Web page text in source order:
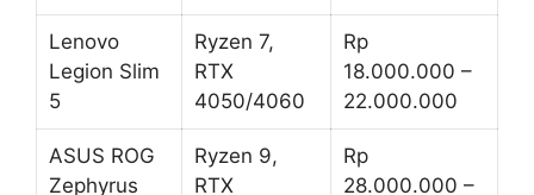
Lenovo
Legion Slim
5
Ryzen 7,
RTX
4050/4060
Rp
18.000.000 –
22.000.000
ASUS ROG
Zephyrus
Ryzen 9,
RTX
Rp
28.000.000 –